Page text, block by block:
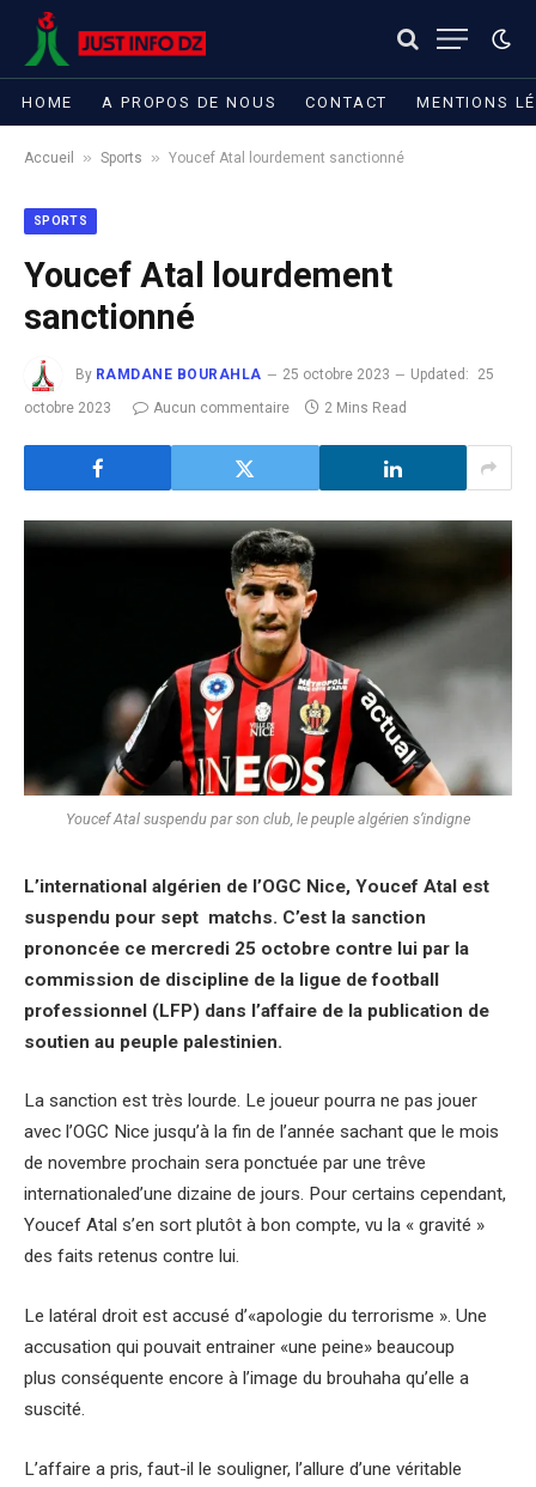
HOME A PROPOS DE NOUS CONTACT MENTIONS
Accueil » Sports » Youcef Atal lourdement sanctionné
SPORTS
Youcef Atal lourdement
sanctionné
By RAMDANE BOURAHLA 25 octobre 2023 Updated:
25
octobre 2023
Aucun commentaire 2 Mins Read
Youcef Atal suspendu par son club, le peuple algérien s’indigne
L’international algérien de l’OGC Nice, Youcef Atal est
suspendu pour sept matchs. C’est la sanction
prononcée ce mercredi 25 octobre contre lui par la
commission de discipline de la ligue de football
professionnel (LFP) dans l’affaire de la publication de
soutien au peuple palestinien.
La sanction est très lourde. Le joueur pourra ne pas jouer
avec l’OGC Nice jusqu’à la fin de l’année sachant que le mois
de novembre prochain sera ponctuée par une trêve
internationaled’une dizaine de jours. Pour certains cependant,
Youcef Atal s’en sort plutôt à bon compte, vu la « gravité »
des faits retenus contre lui.
Le latéral droit est accusé d’«apologie du terrorisme ». Une
accusation qui pouvait entrainer «une peine» beaucoup
plus conséquente encore à l’image du brouhaha qu’elle a
suscité.
L’affaire a pris, faut-il le souligner, l’allure d’une véritable